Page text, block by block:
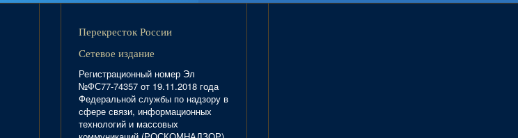
Перекресток России
Сетевое издание
Регистрационный номер Эл
№ФС77-74357 от 19.11.2018 года
Федеральной службы по надзору в
сфере связи, информационных
технологий и массовых